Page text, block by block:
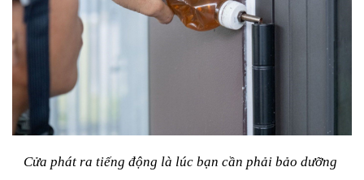
Cửa phát ra tiếng động là lúc bạn cần phải bảo dưỡng